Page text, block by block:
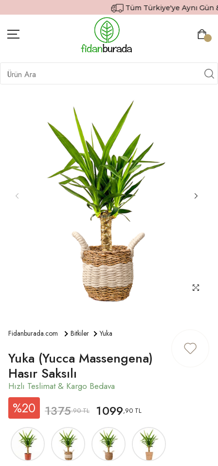
Tüm Türkiye'ye Aynı Gün &
BITKILER
İÇ MEKAN BITKILERI
DEKORATIF SAKSILI BITKILER
DIŞ MEKAN BITKILERI
HEDIYE GÖNDER
TOPRAK & GÜBRE
Fidanburada.com Bitkiler Yuka
Yuka (Yucca Massengena)
Hasır Saksılı
%20 1375.90 TL 1099,90 TL